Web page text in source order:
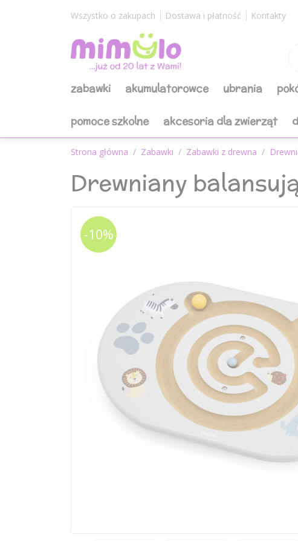
Wszystko o zakupach Dostawa i płatność Kontakty
zabawki akumulatorowce ubrania
pomoce szkolne akcesoria dla zwierząt
Strona główna Zabawki Zabawki z drewna
Drewniany
-10%